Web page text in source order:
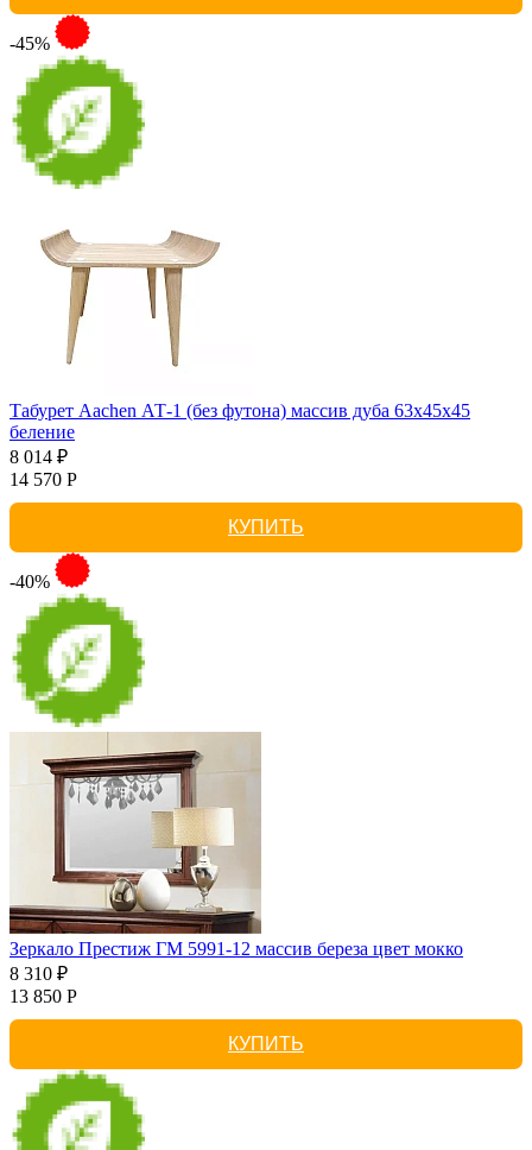
-45%
Табурет Aachen АТ-1 (без футона) массив дуба 63х45х45
беление
8 014 ₽
14 570 Р
КУПИТЬ
-40%
Зеркало Престиж ГМ 5991-12 массив береза цвет мокко
8 310 ₽
13 850 Р
КУПИТЬ